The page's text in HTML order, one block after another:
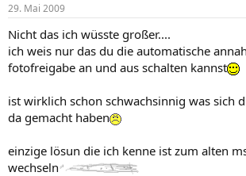
29. Mai 2009
Nicht das ich wüsste großer....
ich weis nur das du die automatische
fotofreigabe an und aus schalten kannst
ist wirklich schon schwachsinnig was sich
da gemacht haben
einzige lösun die ich kenne ist zum alten
wechseln